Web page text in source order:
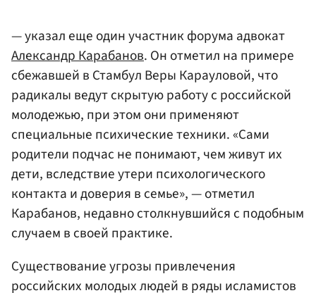
— указал еще один участник форума адвокат
Александр Карабанов. Он отметил на примере
сбежавшей в Стамбул Веры Карауловой, что
радикалы ведут скрытую работу с российской
молодежью, при этом они применяют
специальные психические техники. «Сами
родители подчас не понимают, чем живут их
дети, вследствие утери психологического
контакта и доверия в семье», — отметил
Карабанов, недавно столкнувшийся с подобным
случаем в своей практике.
Существование угрозы привлечения
российских молодых людей в ряды исламистов